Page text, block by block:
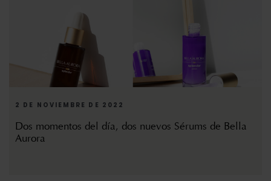
2 DE NOVIEMBRE DE 2022
Dos momentos del día, dos nuevos Sérums de Bella
Aurora